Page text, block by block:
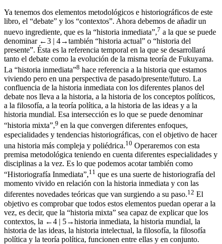
Ya tenemos dos elementos metodológicos e historiográficos de este
libro, el “debate” y los “contextos”. Ahora debemos de añadir un
nuevo ingrediente, que es la “historia inmediata”,7a la que se puede
denominar←3 |4→ también “historia actual” o “historia del
presente”. Ésta es la referencia temporal en la que se desarrollará
tanto el debate como la evolución de la misma teoría de Fukuyama.
La “historia inmediata”8hace referencia a la historia que estamos
viviendo pero en una perspectiva de pasado/presente/futuro. La
confluencia de la historia inmediata con los diferentes planos del
debate nos lleva a la historia, a la historia de los conceptos políticos,
a la filosofía, a la teoría política, a la historia de las ideas y a la
historia mundial. Esa intersección es lo que se puede denominar
“historia mixta”, 9en la que convergen diferentes enfoques,
especialidades y tendencias historiográficas, con el objetivo de hacer
una historia más compleja y poliédrica.10 Operaremos con esta
premisa metodológica teniendo en cuenta diferentes especialidades y
disciplinas a la vez. Es lo que podemos acotar también como
“Historiografía Inmediata”,11que es una suerte de historiografía del
momento vivido en relación con la historia inmediata y con las
diferentes novedades teóricas que van surgiendo a su paso.12El
objetivo es comprobar que todos estos elementos puedan operar a la
vez, es decir, que la “historia mixta” sea capaz de explicar que los
contextos, la←4 |5→ historia inmediata, la historia mundial, la
historia de las ideas, la historia intelectual, la filosofía, la filosofía